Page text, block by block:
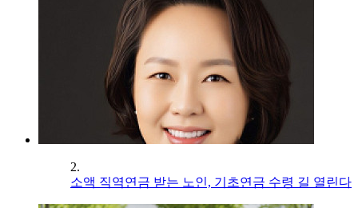
2.
소액 직역연금 받는 노인, 기초연금 수령 길 열린다